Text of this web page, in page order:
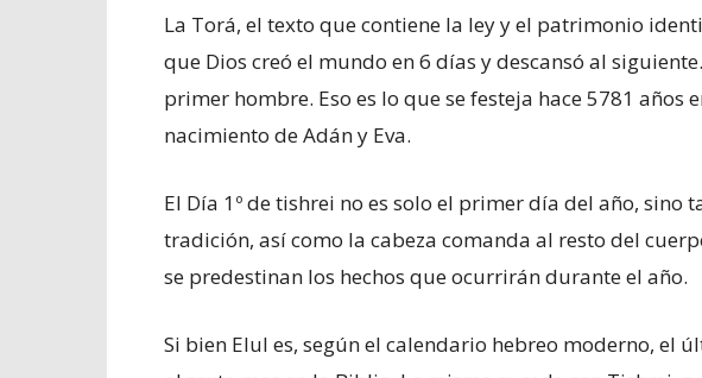
La Torá, el texto que contiene la ley y el patrimonio
que Dios creó el mundo en 6 días y descansó al
primer hombre. Eso es lo que se festeja hace 5781 años
nacimiento de Adán y Eva.
El Día 1º de tishrei no es solo el primer día del año, sino
tradición, así como la cabeza comanda al resto del
se predestinan los hechos que ocurrirán durante el año.
Si bien Elul es, según el calendario hebreo moderno, el